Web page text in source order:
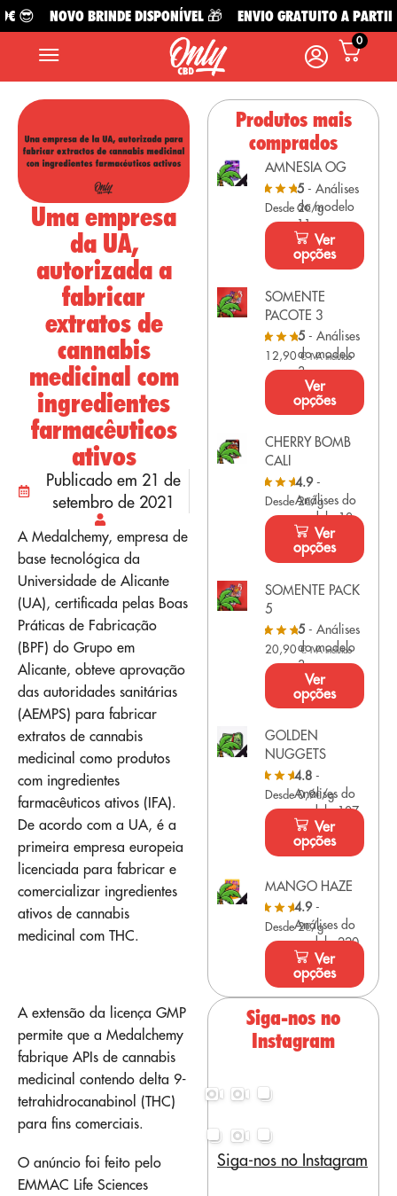
😎 NOVO BRINDE DISPONÍVEL 🎁 ENVIO GRATUITO A PARTIR
0
Uma empresa
da UA,
autorizada a
fabricar
extratos de
cannabis
medicinal com
ingredientes
farmacêuticos
ativos
Publicado em 21 de
setembro de 2021
A Medalchemy, empresa de
base tecnológica da
Universidade de Alicante
(UA), certificada pelas Boas
Práticas de Fabricação
(BPF) do Grupo em
Alicante, obteve aprovação
das autoridades sanitárias
(AEMPS) para fabricar
extratos de cannabis
medicinal como produtos
com ingredientes
farmacêuticos ativos (IFA).
De acordo com a UA, é a
primeira empresa europeia
licenciada para fabricar e
comercializar ingredientes
ativos de cannabis
medicinal com THC.
A extensão da licença GMP
permite que a Medalchemy
fabrique APIs de cannabis
medicinal contendo delta 9-
tetrahidrocanabinol (THC)
para fins comerciais.
O anúncio foi feito pelo
EMMAC Life Sciences
Produtos mais
comprados
AMNESIA OG
5 - Análises
do modelo
11
Desde 2€/g
Ver
opções
SOMENTE
PACOTE 3
5 - Análises
do modelo
3
12,90€ IVA incluído
Ver
opções
CHERRY BOMB
CALI
4.9-
Análises do
modelo 10
Desde 2€/g
Ver
opções
SOMENTE PACK
5
5 - Análises
do modelo
3
20,90€ IVA incluído
Ver
opções
GOLDEN
NUGGETS
4.8 -
Análises do
modelo 107
Desde 0,9€/g
Ver
opções
MANGO HAZE
4.9-
Análises do
modelo 220
Desde 2€/g
Ver
opções
Siga-nos no
Instagram
Siga-nos no Instagram